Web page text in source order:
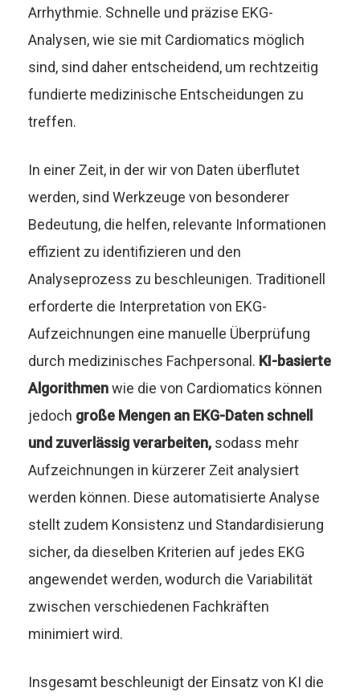
Arrhythmie. Schnelle und präzise EKG-
Analysen, wie sie mit Cardiomatics möglich
sind, sind daher entscheidend, um rechtzeitig
fundierte medizinische Entscheidungen zu
treffen.
In einer Zeit, in der wir von Daten überflutet
werden, sind Werkzeuge von besonderer
Bedeutung, die helfen, relevante Informationen
effizient zu identifizieren und den
Analyseprozess zu beschleunigen. Traditionell
erforderte die Interpretation von EKG-
Aufzeichnungen eine manuelle Überprüfung
durch medizinisches Fachpersonal. KI-basierte
Algorithmenwie die von Cardiomatics können
jedoch große Mengen an EKG-Daten schnell
und zuverlässig verarbeiten, sodass mehr
Aufzeichnungen in kürzerer Zeit analysiert
werden können. Diese automatisierte Analyse
stellt zudem Konsistenz und Standardisierung
sicher, da dieselben Kriterien auf jedes EKG
angewendet werden, wodurch die Variabilität
zwischen verschiedenen Fachkräften
minimiert wird.
Insgesamt beschleunigt der Einsatz von KI die